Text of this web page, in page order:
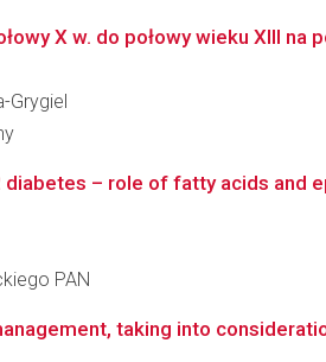
X w. do połowy wieku XIII
Grygiel
– role of fatty acids and
PAN
taking into